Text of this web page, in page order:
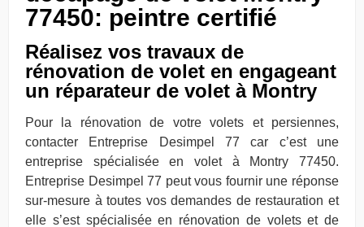
77450: peintre certifié
Réalisez vos travaux de
rénovation de volet en engageant
un réparateur de volet à Montry
Pour la rénovation de votre volets et persiennes,
contacter Entreprise Desimpel 77 car c’est une
entreprise spécialisée en volet à Montry 77450.
Entreprise Desimpel 77 peut vous fournir une réponse
sur-mesure à toutes vos demandes de restauration et
elle s’est spécialisée en rénovation de volets et de